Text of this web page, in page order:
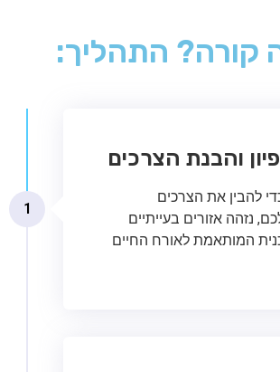
קורה? התהליך:
והבנת הצרכים
להבין את הצרכים
נזהה אזורים בעייתיים
המותאמת לאורח החיים
1